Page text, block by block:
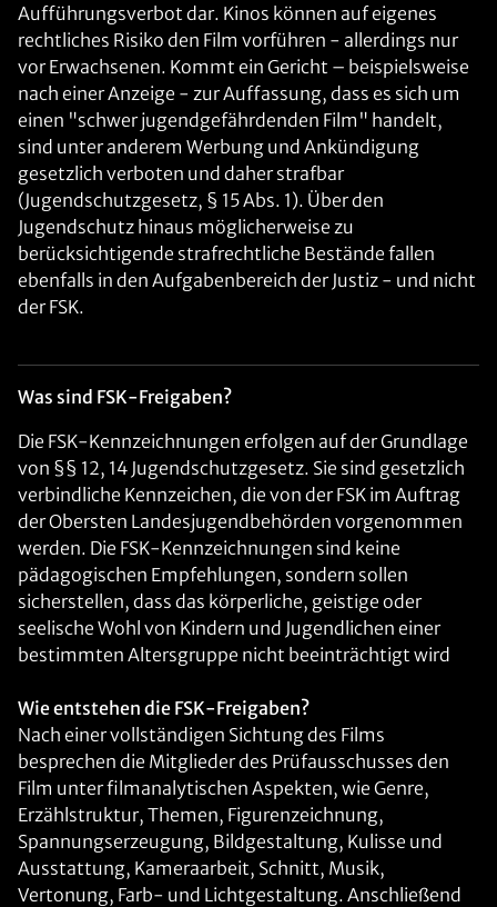
Aufführungsverbot dar. Kinos können auf eigenes
rechtliches Risiko den Film vorführen - allerdings nur
vor Erwachsenen. Kommt ein Gericht – beispielsweise
nach einer Anzeige - zur Auffassung, dass es sich um
einen "schwer jugendgefährdenden Film" handelt,
sind unter anderem Werbung und Ankündigung
gesetzlich verboten und daher strafbar
(Jugendschutzgesetz, § 15 Abs. 1). Über den
Jugendschutz hinaus möglicherweise zu
berücksichtigende strafrechtliche Bestände fallen
ebenfalls in den Aufgabenbereich der Justiz - und nicht
der FSK.
Was sind FSK-Freigaben?
Die FSK-Kennzeichnungen erfolgen auf der Grundlage
von §§ 12, 14 Jugendschutzgesetz. Sie sind gesetzlich
verbindliche Kennzeichen, die von der FSK im Auftrag
der Obersten Landesjugendbehörden vorgenommen
werden. Die FSK-Kennzeichnungen sind keine
pädagogischen Empfehlungen, sondern sollen
sicherstellen, dass das körperliche, geistige oder
seelische Wohl von Kindern und Jugendlichen einer
bestimmten Altersgruppe nicht beeinträchtigt wird
Wie entstehen die FSK-Freigaben?
Nach einer vollständigen Sichtung des Films
besprechen die Mitglieder des Prüfausschusses den
Film unter filmanalytischen Aspekten, wie Genre,
Erzählstruktur, Themen, Figurenzeichnung,
Spannungserzeugung, Bildgestaltung, Kulisse und
Ausstattung, Kameraarbeit, Schnitt, Musik,
Vertonung, Farb- und Lichtgestaltung. Anschließend